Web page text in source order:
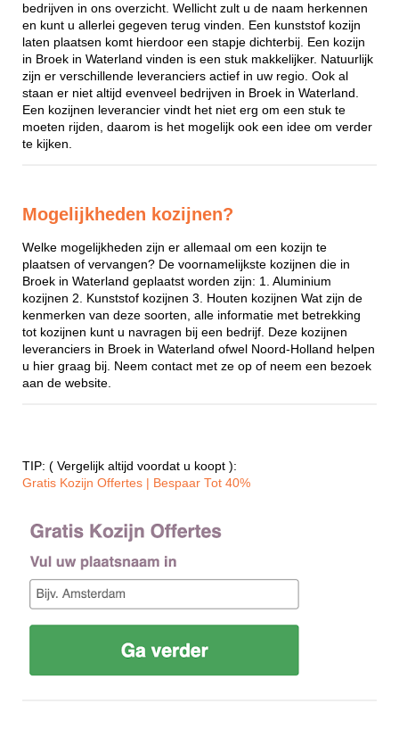
bedrijven in ons overzicht. Wellicht zult u de naam herkennen
en kunt u allerlei gegeven terug vinden. Een kunststof kozijn
laten plaatsen komt hierdoor een stapje dichterbij. Een kozijn
in Broek in Waterland vinden is een stuk makkelijker. Natuurlijk
zijn er verschillende leveranciers actief in uw regio. Ook al
staan er niet altijd evenveel bedrijven in Broek in Waterland.
Een kozijnen leverancier vindt het niet erg om een stuk te
moeten rijden, daarom is het mogelijk ook een idee om verder
te kijken.
Mogelijkheden kozijnen?
Welke mogelijkheden zijn er allemaal om een kozijn te
plaatsen of vervangen? De voornamelijkste kozijnen die in
Broek in Waterland geplaatst worden zijn: 1. Aluminium
kozijnen 2. Kunststof kozijnen 3. Houten kozijnen Wat zijn de
kenmerken van deze soorten, alle informatie met betrekking
tot kozijnen kunt u navragen bij een bedrijf. Deze kozijnen
leveranciers in Broek in Waterland ofwel Noord-Holland helpen
u hier graag bij. Neem contact met ze op of neem een bezoek
aan de website.
TIP: ( Vergelijk altijd voordat u koopt ):
Gratis Kozijn Offertes | Bespaar Tot 40%‎